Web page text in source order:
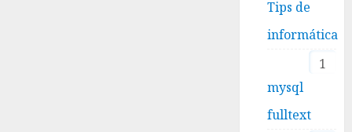
Tips de
informática
1
mysql
fulltext